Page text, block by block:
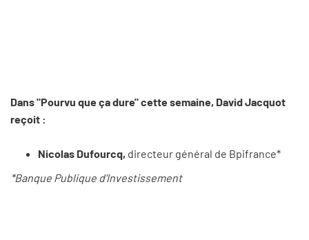
Dans "Pourvu que ça dure" cette semaine, David Jacquot
reçoit :
Nicolas Dufourcq, directeur général de Bpifrance*
*Banque Publique d’Investissement